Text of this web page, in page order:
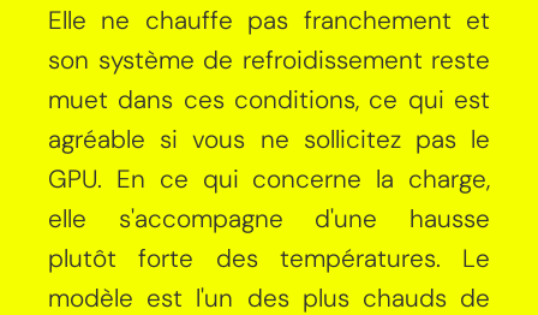
Elle ne chauffe pas franchement et
son système de refroidissement reste
muet dans ces conditions, ce qui est
agréable si vous ne sollicitez pas le
GPU. En ce qui concerne la charge,
elle s'accompagne d'une hausse
plutôt forte des températures. Le
modèle est l'un des plus chauds de